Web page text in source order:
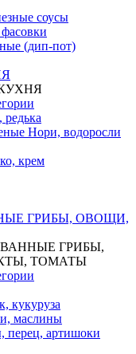
соусы
(дип-пот)
Нори, водоросли
крем
ГРИБЫ, ОВОЩИ,
ГРИБЫ,
ТОМАТЫ
кукуруза
маслины
перец, артишоки